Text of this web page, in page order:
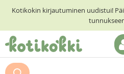
Kotikokin kirjautuminen uudistui!
ETUSIVU
Suosittelemme myös